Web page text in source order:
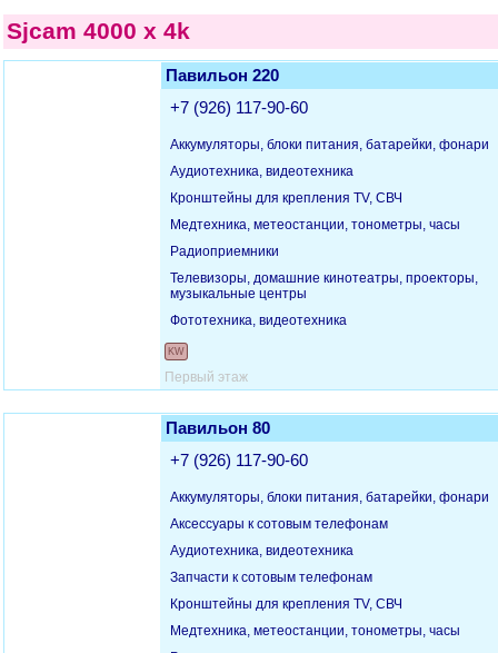
Sjcam 4000 x 4k
Павильон 220
+7 (926) 117-90-60
Аккумуляторы, блоки питания, батарейки, фонари
Аудиотехника, видеотехника
Кронштейны для крепления TV, СВЧ
Медтехника, метеостанции, тонометры, часы
Радиоприемники
Телевизоры, домашние кинотеатры, проекторы,
музыкальные центры
Фототехника, видеотехника
KW
Первый этаж
Павильон 80
+7 (926) 117-90-60
Аккумуляторы, блоки питания, батарейки, фонари
Аксессуары к сотовым телефонам
Аудиотехника, видеотехника
Запчасти к сотовым телефонам
Кронштейны для крепления TV, СВЧ
Медтехника, метеостанции, тонометры, часы